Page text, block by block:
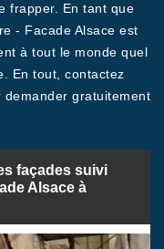
frapper. En tant que
- Facade Alsace est
à tout le monde quel
En tout, contactez
demander gratuitement
façades suivi
Alsace à